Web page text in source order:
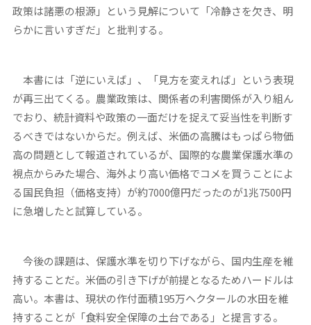
政策は諸悪の根源」という見解について「冷静さを欠き、明
らかに言いすぎだ」と批判する。
本書には「逆にいえば」、「見方を変えれば」という表現
が再三出てくる。農業政策は、関係者の利害関係が入り組ん
でおり、統計資料や政策の一面だけを捉えて妥当性を判断す
るべきではないからだ。例えば、米価の高騰はもっぱら物価
高の問題として報道されているが、国際的な農業保護水準の
視点からみた場合、海外より高い価格でコメを買うことによ
る国民負担（価格支持）が約7000億円だったのが1兆7500円
に急増したと試算している。
今後の課題は、保護水準を切り下げながら、国内生産を維
持することだ。米価の引き下げが前提となるためハードルは
高い。本書は、現状の作付面積195万ヘクタールの水田を維
持することが「食料安全保障の土台である」と提言する。